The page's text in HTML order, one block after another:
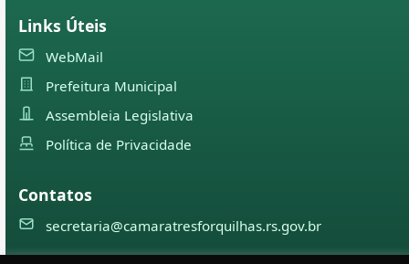
Links Úteis
WebMail
Prefeitura Municipal
Assembleia Legislativa
Política de Privacidade
Contatos
secretaria@camaratresforquilhas.rs.gov.br